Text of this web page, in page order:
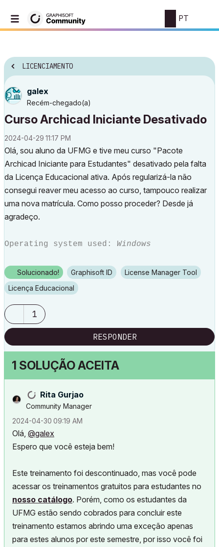
PT
LICENCIAMENTO
galex
Recém-chegado(a)
Curso Archicad Iniciante Desativado
‎2024-04-29 11:17 PM
Olá, sou aluno da UFMG e tive meu curso "Pacote
Archicad Iniciante para Estudantes" desativado pela falta
da Licença Educacional ativa. Após regularizá-la não
consegui reaver meu acesso ao curso, tampouco realizar
uma nova matrícula. Como posso proceder? Desde já
agradeço.
Operating system used: Windows
Solucionado! Graphisoft ID
License Manager Tool
Licença Educacional
1
RESPONDER
1 SOLUÇÃO ACEITA
Rita Gurjao
Community Manager
‎2024-04-30 09:19 AM
Olá, @galex
Espero que você esteja bem!
Este treinamento foi descontinuado, mas você pode
acessar os treinamentos gratuitos para estudantes no
nosso catálogo. Porém, como os estudantes da
UFMG estão sendo cobrados para concluir este
treinamento estamos abrindo uma exceção apenas
para estes alunos por este semestre, por isso você foi